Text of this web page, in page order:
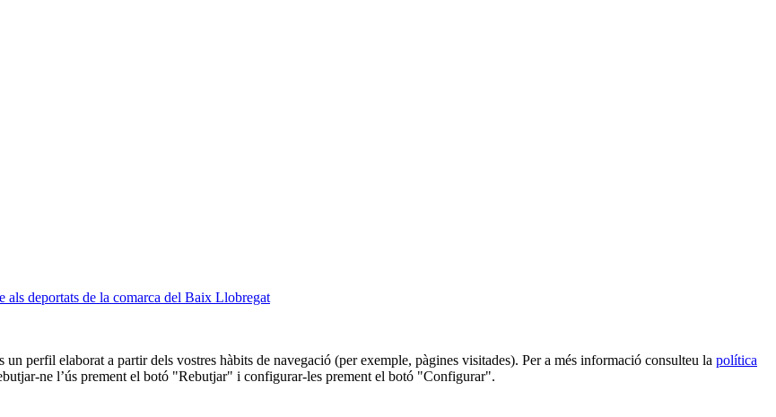
als deportats de la comarca del Baix Llobregat
perfil elaborat a partir dels vostres hàbits de navegació (per exemple, pàgines visitades). Per a més informació consulteu la política
ne l’ús prement el botó "Rebutjar" i configurar-les prement el botó "Configurar".